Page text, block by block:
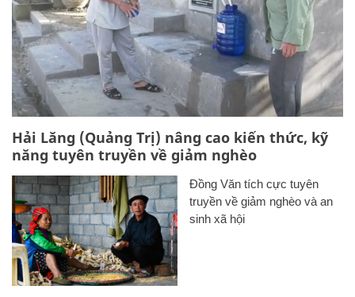
Hải Lăng (Quảng Trị) nâng cao kiến thức, kỹ
năng tuyên truyền về giảm nghèo
Đồng Văn tích cực tuyên
truyền về giảm nghèo và an
sinh xã hội